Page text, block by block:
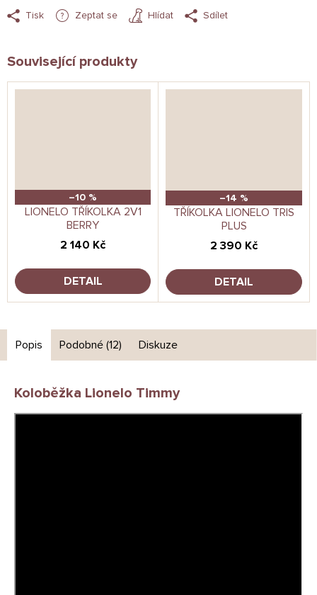
Tisk Zeptat se Hlídat Sdílet
Související produkty
–10 %
LIONELO TŘÍKOLKA 2V1
BERRY
2 140 Kč
DETAIL
–14 %
TŘÍKOLKA LIONELO TRIS
PLUS
2 390 Kč
DETAIL
Popis Podobné (12) Diskuze
Koloběžka Lionelo Timmy